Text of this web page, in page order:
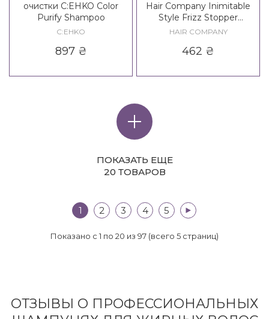
очистки C:EHKO Color
Purify Shampoo
C:EHKO
897₴
Hair Company Inimitable
Style Frizz Stopper
Shampoo / Creative
Out Shampoo
HAIR COMPANY
462 ₴
ПОКАЗАТЬ ЕЩЕ
20 ТОВАРОВ
1 2 3 4 5 >|
Показано с 1 по 20 из 97 (всего 5 страниц)
ОТЗЫВЫ О ПРОФЕССИОНАЛЬНЫХ